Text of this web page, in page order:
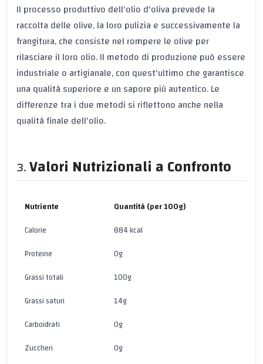
Il processo produttivo dell'olio d'oliva prevede la
raccolta delle olive, la loro pulizia e successivamente la
frangitura, che consiste nel rompere le olive per
rilasciare il loro olio. Il metodo di produzione può essere
industriale o artigianale, con quest'ultimo che garantisce
una qualità superiore e un sapore più autentico. Le
differenze tra i due metodi si riflettono anche nella
qualità finale dell'olio.
Valori Nutrizionali a Confronto
Nutriente
Quantità (per 100g)
Calorie
884 kcal
Proteine
0g
Grassi totali
100g
Grassi saturi
14g
Carboidrati
0g
Zuccheri
0g